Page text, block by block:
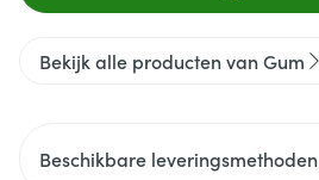
Bekijk alle producten van Gum
Beschikbare leveringsmethoden